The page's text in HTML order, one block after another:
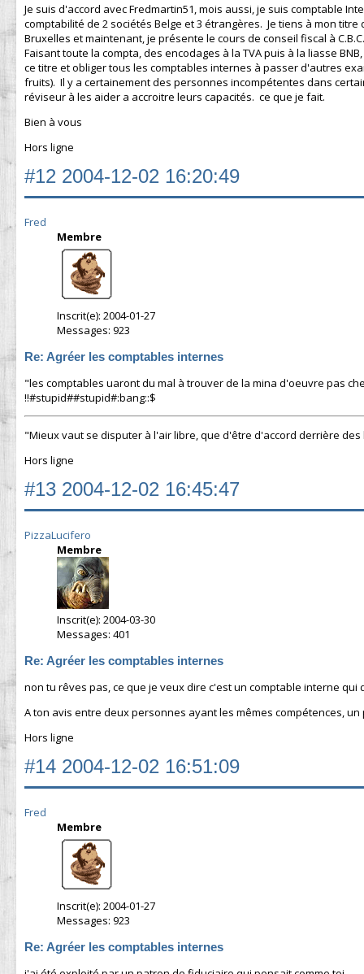
Je suis d'accord avec Fredmartin51, mois aussi, je suis comptable
comptabilité de 2 sociétés Belge et 3 étrangères. Je tiens à mon
Bruxelles et maintenant, je présente le cours de conseil fiscal à
Faisant toute la compta, des encodages à la TVA puis à la liasse
ce titre et obliger tous les comptables internes à passer d'autres
fruits). Il y a certainement des personnes incompétentes dans
réviseur à les aider a accroitre leurs capacités. ce que je fait.
Bien à vous
Hors ligne
#12 2004-12-02 16:20:49
Fred
Membre
Inscrit(e): 2004-01-27
Messages: 923
Re: Agréer les comptables internes
"les comptables uaront du mal à trouver de la mina d'oeuvre pas
!!#stupid##stupid#:bang::$
"Mieux vaut se disputer à l'air libre, que d'être d'accord derrière
Hors ligne
#13 2004-12-02 16:45:47
PizzaLucifero
Membre
Inscrit(e): 2004-03-30
Messages: 401
Re: Agréer les comptables internes
non tu rêves pas, ce que je veux dire c'est un comptable interne
A ton avis entre deux personnes ayant les mêmes compétences,
Hors ligne
#14 2004-12-02 16:51:09
Fred
Membre
Inscrit(e): 2004-01-27
Messages: 923
Re: Agréer les comptables internes